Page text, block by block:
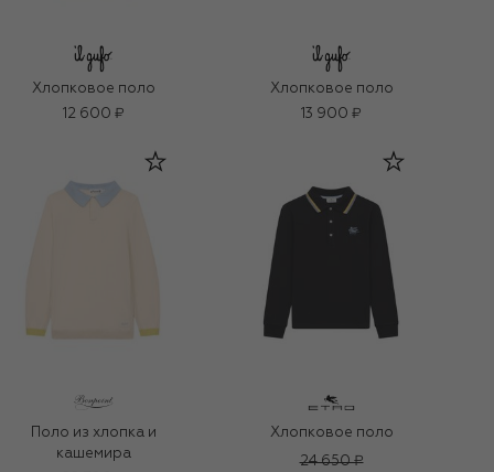
Хлопковое поло
12 600 ₽
Хлопковое поло
13 900 ₽
Поло из хлопка и
кашемира
Хлопковое поло
24 650 ₽